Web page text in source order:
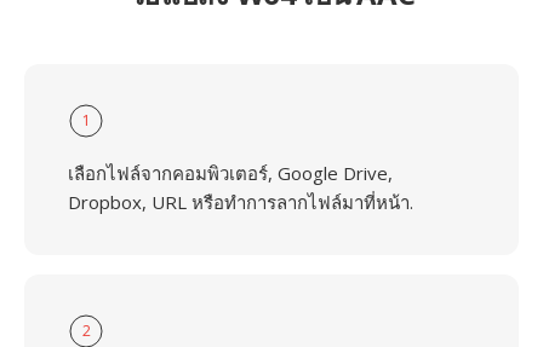
1
เลือกไฟล์จากคอมพิวเตอร์, Google Drive,
Dropbox, URL หรือทำการลากไฟล์มาที่หน้า.
2